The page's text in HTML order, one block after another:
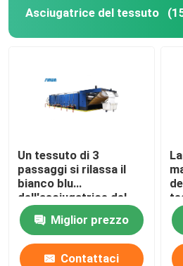
Asciugatrice del tessuto
Un tessuto di 3
passaggi si rilassa il
bianco blu
dell'asciugatrice del
tessuto
dell'essiccatore
Miglior prezzo
Contattaci